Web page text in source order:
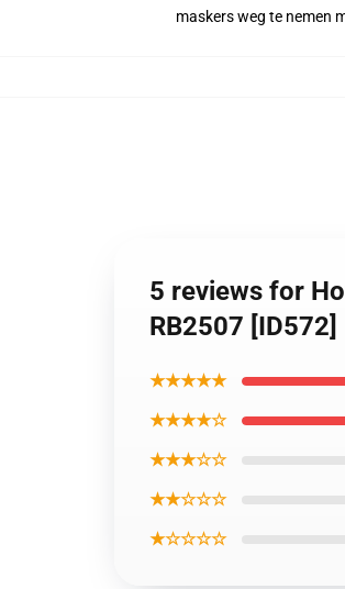
maskers weg te nemen
5 reviews for
RB2507 [ID572]
★★★★★
★★★★☆
★★★☆☆
★★☆☆☆
★☆☆☆☆